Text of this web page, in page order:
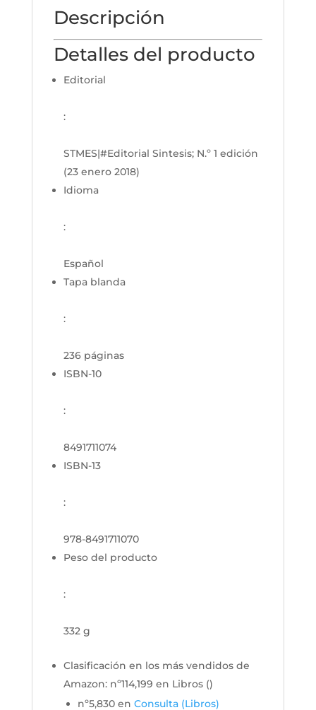
Descripción
Detalles del producto
Editorial
:
STMES|#Editorial Sintesis; N.º 1 edición
(23 enero 2018)
Idioma
:
Español
Tapa blanda
:
236 páginas
ISBN-10
:
8491711074
ISBN-13
:
978-8491711070
Peso del producto
:
332 g
Clasificación en los más vendidos de
Amazon: nº114,199 en Libros ()
nº5,830 en Consulta (Libros)